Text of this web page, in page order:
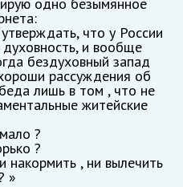
что у России
и вообще
бездуховный запад
рассуждения об
лишь в том , что не
житейские
?
?
накормить , ни вылечить
»